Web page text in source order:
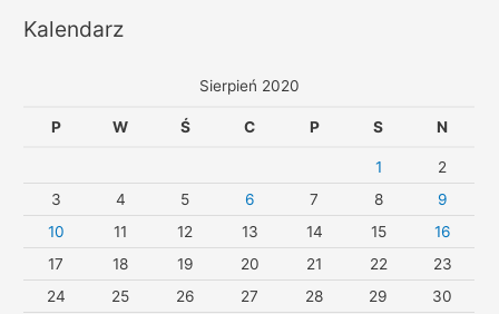
Kalendarz
Sierpień 2020
P W Ś C P S N
1
2
3
4 5 6 7 8
9
10
11 12 13 14 15
16
17
18 19 20 21 22
23
24
25 26 27 28 29
30